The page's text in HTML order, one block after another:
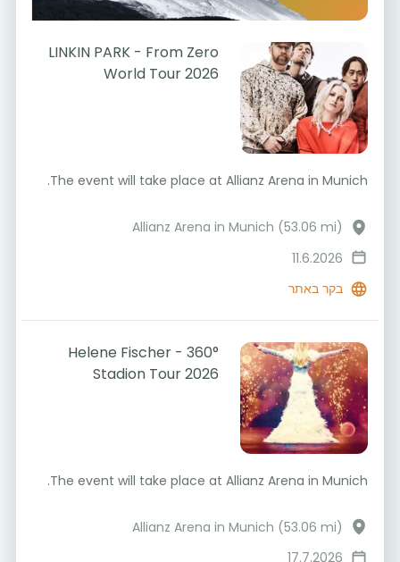
LINKIN PARK - From Zero
World Tour 2026
The event will take place at Allianz Arena in Munich.
Allianz Arena in Munich (53.06 mi)
11.6.2026
בקר באתר
Helene Fischer - 360°
Stadion Tour 2026
The event will take place at Allianz Arena in Munich.
Allianz Arena in Munich (53.06 mi)
17.7.2026